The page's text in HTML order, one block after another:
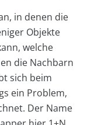
in denen die
Objekte
welche
die Nachbarn
sich beim
ein Problem,
Der Name